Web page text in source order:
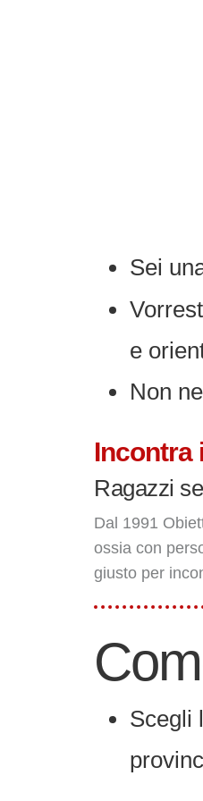
Sei
e
Non
Incontra
Ragazzi
Dal 1991
ossia con
giusto per
Scegli